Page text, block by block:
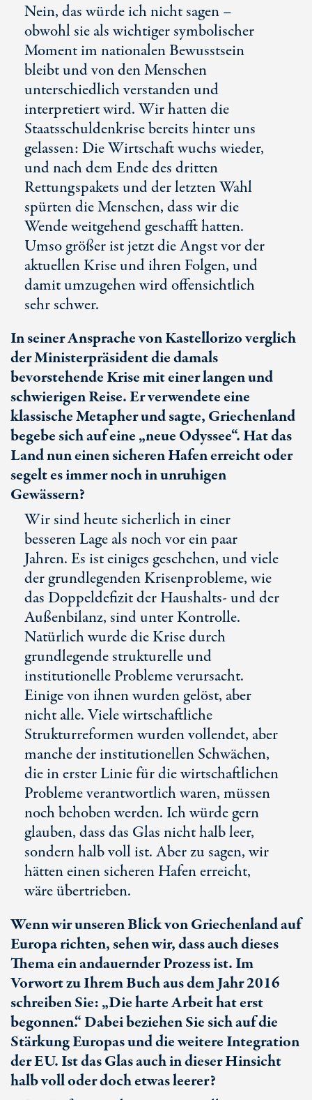
Nein, das würde ich nicht sagen –
obwohl sie als wichtiger symbolischer
Moment im nationalen Bewusstsein
bleibt und von den Menschen
unterschiedlich verstanden und
interpretiert wird. Wir hatten die
Staatsschuldenkrise bereits hinter uns
gelassen: Die Wirtschaft wuchs wieder,
und nach dem Ende des dritten
Rettungspakets und der letzten Wahl
spürten die Menschen, dass wir die
Wende weitgehend geschafft hatten.
Umso größer ist jetzt die Angst vor der
aktuellen Krise und ihren Folgen, und
damit umzugehen wird offensichtlich
sehr schwer.
In seiner Ansprache von Kastellorizo verglich
der Ministerpräsident die damals
bevorstehende Krise mit einer langen und
schwierigen Reise. Er verwendete eine
klassische Metapher und sagte, Griechenland
begebe sich auf eine „neue Odyssee“. Hat das
Land nun einen sicheren Hafen erreicht oder
segelt es immer noch in unruhigen
Gewässern?
Wir sind heute sicherlich in einer
besseren Lage als noch vor ein paar
Jahren. Es ist einiges geschehen, und viele
der grundlegenden Krisenprobleme, wie
das Doppeldefizit der Haushalts- und der
Außenbilanz, sind unter Kontrolle.
Natürlich wurde die Krise durch
grundlegende strukturelle und
institutionelle Probleme verursacht.
Einige von ihnen wurden gelöst, aber
nicht alle. Viele wirtschaftliche
Strukturreformen wurden vollendet, aber
manche der institutionellen Schwächen,
die in erster Linie für die wirtschaftlichen
Probleme verantwortlich waren, müssen
noch behoben werden. Ich würde gern
glauben, dass das Glas nicht halb leer,
sondern halb voll ist. Aber zu sagen, wir
hätten einen sicheren Hafen erreicht,
wäre übertrieben.
Wenn wir unseren Blick von Griechenland auf
Europa richten, sehen wir, dass auch dieses
Thema ein andauernder Prozess ist. Im
Vorwort zu Ihrem Buch aus dem Jahr 2016
schreiben Sie: „Die harte Arbeit hat erst
begonnen.“ Dabei beziehen Sie sich auf die
Stärkung Europas und die weitere Integration
der EU. Ist das Glas auch in dieser Hinsicht
halb voll oder doch etwas leerer?